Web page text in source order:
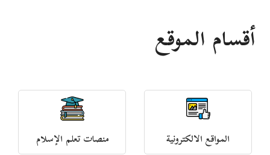
أقسام الموقع
المواقع الالكترونية منصات تعلم الإسلام